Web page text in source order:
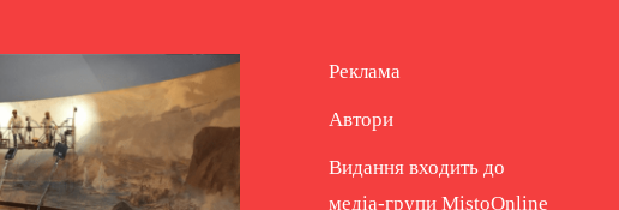
Реклама
Автори
Видання входить до
медіа-групи MistoOnline